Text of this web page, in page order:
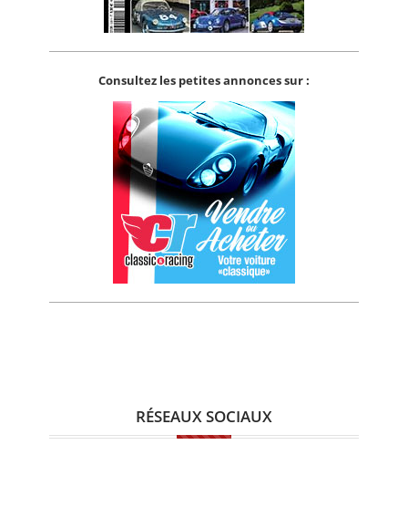
Consultez les petites annonces sur :
RÉSEAUX SOCIAUX